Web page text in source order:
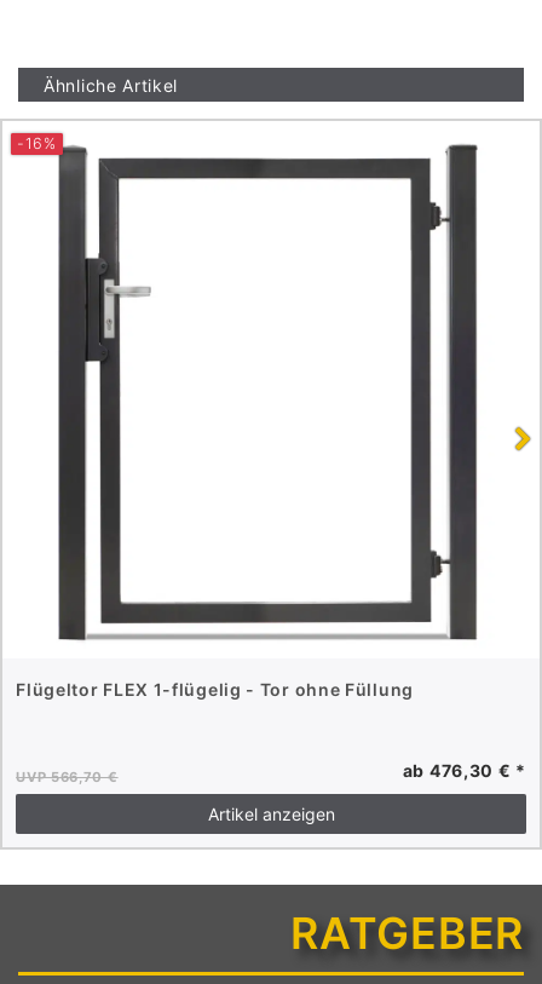
Ähnliche Artikel
-16%
Flügeltor FLEX 1-flügelig - Tor ohne Füllung
UVP 566,70 € ab 476,30 € *
Artikel anzeigen
RATGEBER